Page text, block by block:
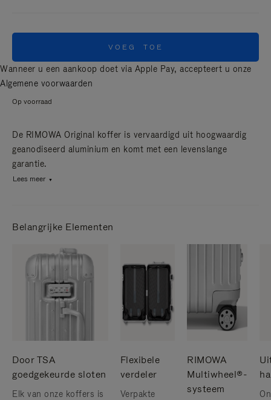
VOEG TOE
Wanneer u een aankoop doet via Apple Pay, accepteert u onze
Algemene voorwaarden
Op voorraad
De RIMOWA Original koffer is vervaardigd uit hoogwaardig
geanodiseerd aluminium en komt met een levenslange
garantie.
Lees meer
Belangrijke Elementen
Door TSA
goedgekeurde sloten
Elk van onze koffers is
Flexibele
verdeler
Verpakte
RIMOWA
Multiwheel®-
systeem